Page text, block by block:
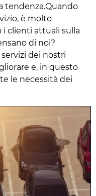
tendenza.Quando
è molto
clienti attuali sulla
di noi?
dei nostri
e, in questo
le necessità dei